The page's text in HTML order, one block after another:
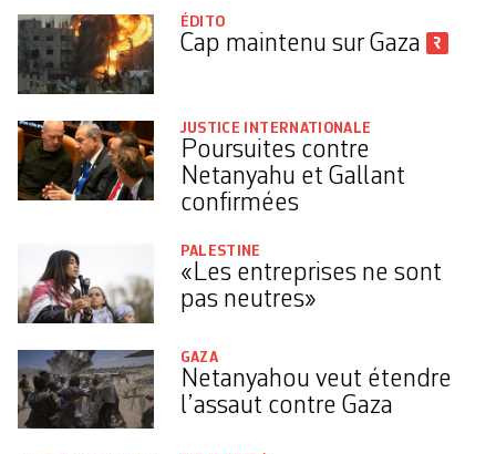
ÉDITO
Cap maintenu sur Gaza
JUSTICE INTERNATIONALE
Poursuites contre
Netanyahu et Gallant
confirmées
PALESTINE
«Les entreprises ne sont
pas neutres»
GAZA
Netanyahou veut étendre
l’assaut contre Gaza